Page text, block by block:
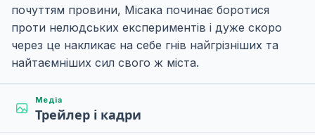
почуттям провини, Місака починає боротися
проти нелюдських експериментів і дуже скоро
через це накликає на себе гнів найгрізніших та
найтаємніших сил свого ж міста.
Медіа
Трейлер і кадри